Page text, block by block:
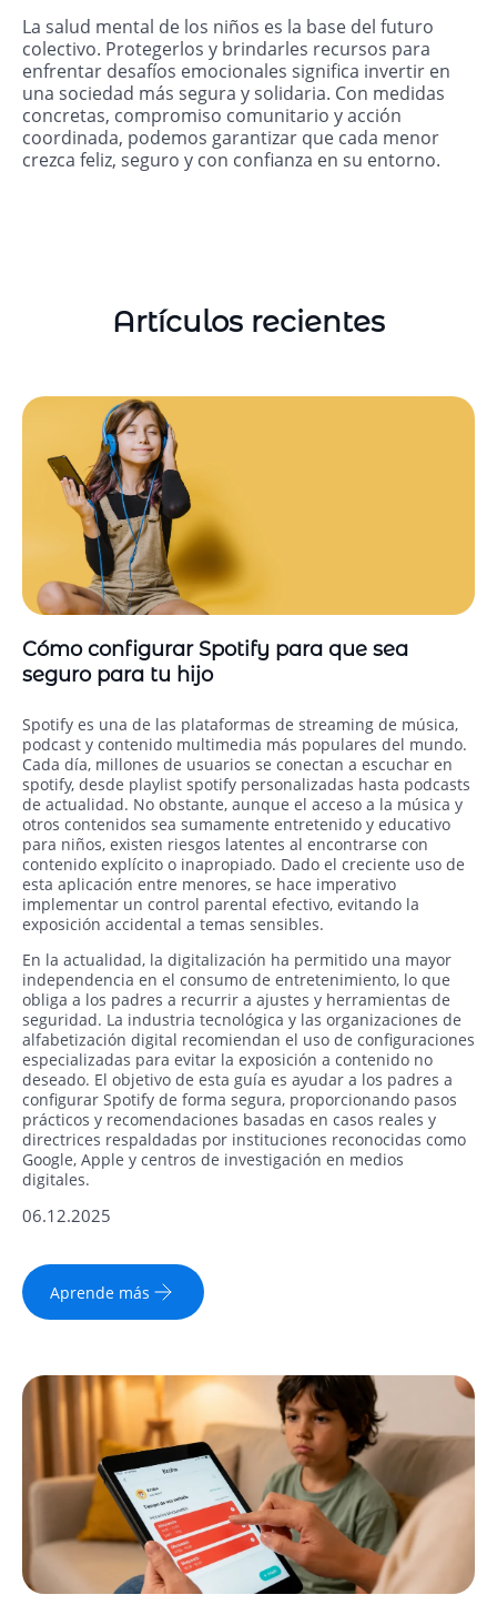
La salud mental de los niños es la base del futuro
colectivo. Protegerlos y brindarles recursos para
enfrentar desafíos emocionales significa invertir en
una sociedad más segura y solidaria. Con medidas
concretas, compromiso comunitario y acción
coordinada, podemos garantizar que cada menor
crezca feliz, seguro y con confianza en su entorno.
Artículos recientes
Cómo configurar Spotify para que sea
seguro para tu hijo
Spotify es una de las plataformas de streaming de música,
podcast y contenido multimedia más populares del mundo.
Cada día, millones de usuarios se conectan a escuchar en
spotify, desde playlist spotify personalizadas hasta podcasts
de actualidad. No obstante, aunque el acceso a la música y
otros contenidos sea sumamente entretenido y educativo
para niños, existen riesgos latentes al encontrarse con
contenido explícito o inapropiado. Dado el creciente uso de
esta aplicación entre menores, se hace imperativo
implementar un control parental efectivo, evitando la
exposición accidental a temas sensibles.
En la actualidad, la digitalización ha permitido una mayor
independencia en el consumo de entretenimiento, lo que
obliga a los padres a recurrir a ajustes y herramientas de
seguridad. La industria tecnológica y las organizaciones de
alfabetización digital recomiendan el uso de configuraciones
especializadas para evitar la exposición a contenido no
deseado. El objetivo de esta guía es ayudar a los padres a
configurar Spotify de forma segura, proporcionando pasos
prácticos y recomendaciones basadas en casos reales y
directrices respaldadas por instituciones reconocidas como
Google, Apple y centros de investigación en medios
digitales.
06.12.2025
Aprende más